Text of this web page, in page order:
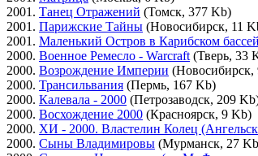
2001. Танец Отражений (Томск, 377 Kb)
2001. Парижские Тайны (Новосибирск, 11
2001. Маленький Остров в Карибском
2000. Военное Ремесло - Warcraft (Тверь, 33
2000. Возрождение Империи (Новосибирск,
2000. Трансильвания (Пермь, 167 Kb)
2000. Калевала - 2000 (Петрозаводск, 209
2000. Восхождение 2000 (Красноярск, 9 Kb)
2000. ХИ - 2000. Властелин Колец
2000. Сыны Владимировы (Мурманск, 27